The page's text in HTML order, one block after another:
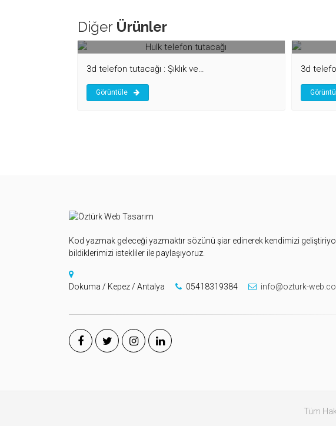
Diğer Ürünler
Hulk telefon tutacağı
3d telefon tutacağı : Şıklık ve…
Görüntüle
3d
Kod yazmak geleceği yazmaktır sözünü şiar edinerek kendimizi
bildiklerimizi istekliler ile paylaşıyoruz.
Dokuma / Kepez / Antalya 05418319384 info@ozturk-
Tüm